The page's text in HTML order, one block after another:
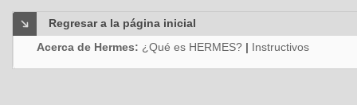
Regresar a la página inicial
Acerca de Hermes: ¿Qué es HERMES? | Instructivos